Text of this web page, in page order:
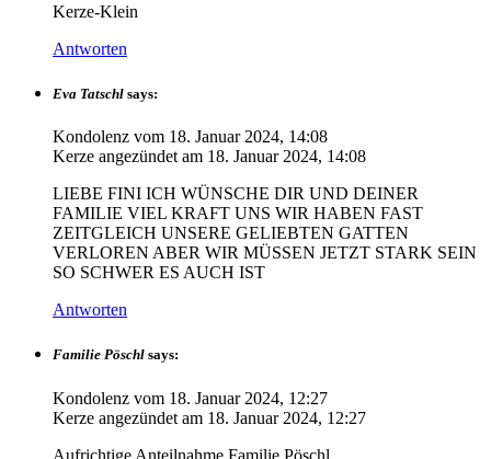
Kerze-Klein
Antworten
Eva Tatschl says:
Kondolenz vom 18. Januar 2024, 14:08
Kerze angezündet am 18. Januar 2024, 14:08
LIEBE FINI ICH WÜNSCHE DIR UND DEINER
FAMILIE VIEL KRAFT UNS WIR HABEN FAST
ZEITGLEICH UNSERE GELIEBTEN GATTEN
VERLOREN ABER WIR MÜSSEN JETZT STARK SEIN
SO SCHWER ES AUCH IST
Antworten
Familie Pöschl says:
Kondolenz vom 18. Januar 2024, 12:27
Kerze angezündet am 18. Januar 2024, 12:27
Aufrichtige Anteilnahme Familie Pöschl